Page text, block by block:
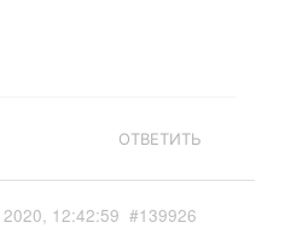
ОТВЕТИТЬ
12:42:59 #139926